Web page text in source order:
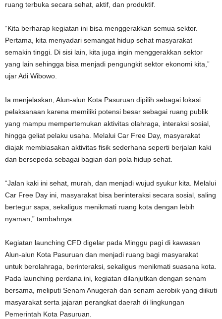
ruang terbuka secara sehat, aktif, dan produktif.
“Kita berharap kegiatan ini bisa menggerakkan semua sektor.
Pertama, kita menyadari semangat hidup sehat masyarakat
semakin tinggi. Di sisi lain, kita juga ingin menggerakkan sektor
yang lain sehingga bisa menjadi pengungkit sektor ekonomi kita,”
ujar Adi Wibowo.
Ia menjelaskan, Alun-alun Kota Pasuruan dipilih sebagai lokasi
pelaksanaan karena memiliki potensi besar sebagai ruang publik
yang mampu mempertemukan aktivitas olahraga, interaksi sosial,
hingga geliat pelaku usaha. Melalui Car Free Day, masyarakat
diajak membiasakan aktivitas fisik sederhana seperti berjalan kaki
dan bersepeda sebagai bagian dari pola hidup sehat.
“Jalan kaki ini sehat, murah, dan menjadi wujud syukur kita. Melalui
Car Free Day ini, masyarakat bisa berinteraksi secara sosial, saling
bertegur sapa, sekaligus menikmati ruang kota dengan lebih
nyaman,” tambahnya.
Kegiatan launching CFD digelar pada Minggu pagi di kawasan
Alun-alun Kota Pasuruan dan menjadi ruang bagi masyarakat
untuk berolahraga, berinteraksi, sekaligus menikmati suasana kota.
Pada launching perdana ini, kegiatan dilanjutkan dengan senam
bersama, meliputi Senam Anugerah dan senam aerobik yang diikuti
masyarakat serta jajaran perangkat daerah di lingkungan
Pemerintah Kota Pasuruan.